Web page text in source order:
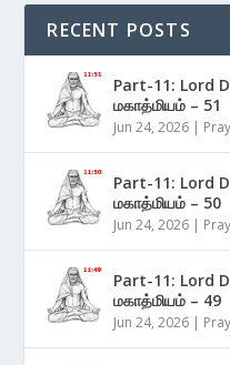
RECENT POSTS
Part-11: Lord
மகாத்மியம் – 51
Jun 24, 2026 |
Part-11: Lord
மகாத்மியம் – 50
Jun 24, 2026 |
Part-11: Lord
மகாத்மியம் – 49
Jun 24, 2026 |